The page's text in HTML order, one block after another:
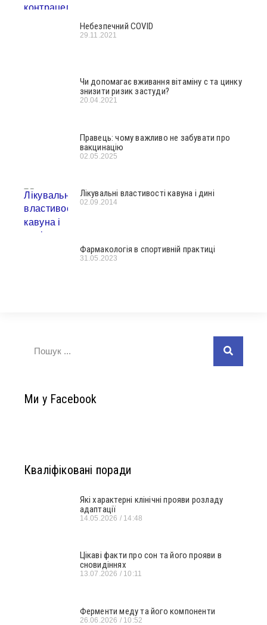
Небезпечний COVID
29.11.2021
Чи допомагає вживання вітаміну с та цинку
знизити ризик застуди?
20.04.2021
Правець: чому важливо не забувати про
вакцинацію
02.05.2025
Лікувальні властивості кавуна і дині
02.09.2014
Фармакологія в спортивній практиці
31.05.2023
Ми у Facebook
Кваліфіковані поради
Які характерні клінічні прояви розладу
адаптації
14.05.2026 14:48
Цікаві факти про сон та його прояви в
сновидіннях
13.07.2026 10:11
Ферменти меду та його компоненти
26.06.2026 10:52